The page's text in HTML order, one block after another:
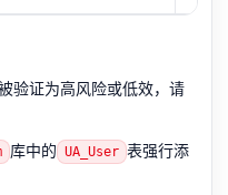
验证为高风险或低效，请
库中的 UA_User 表强行添